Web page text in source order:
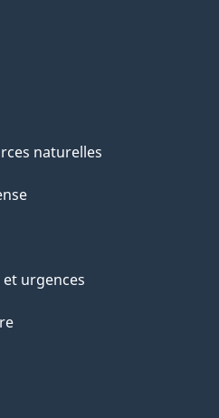
naturelles
et urgences